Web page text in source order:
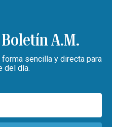
Boletín A.M.
sencilla y directa para
del día.